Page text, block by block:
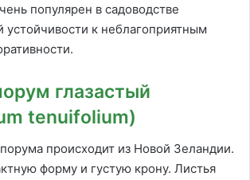
популярен в садоводстве
устойчивости к неблагоприятным
глазастый
tenuifolium)
происходит из Новой Зеландии.
форму и густую крону. Листья